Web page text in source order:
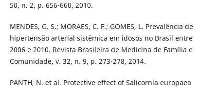
50, n. 2, p. 656-660, 2010.
MENDES, G. S.; MORAES, C. F.; GOMES, L. Prevalência de
hipertensão arterial sistêmica em idosos no Brasil entre
2006 e 2010. Revista Brasileira de Medicina de Família e
Comunidade, v. 32, n. 9, p. 273-278, 2014.
PANTH, N. et al. Protective effect of Salicornia europaea